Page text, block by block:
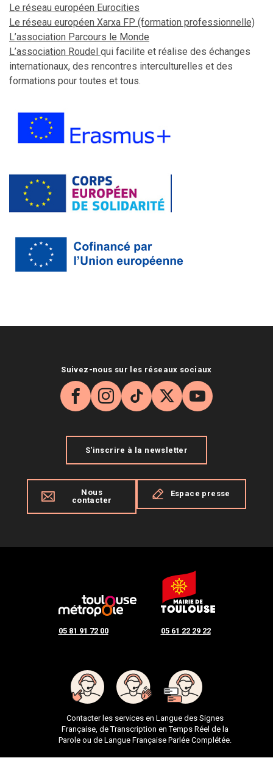
Le réseau européen Eurocities
Le réseau européen Xarxa FP (formation professionnelle)
L’association Parcours le Monde
L’association Roudel qui facilite et réalise des échanges
internationaux, des rencontres interculturelles et des
formations pour toutes et tous.
05 81 91 72 00 05 61 22 29 22
Contacter les services en Langue des Signes
Française, de Transcription en Temps Réel de la
Parole ou de Langue Française Parlée Complétée.
Suivez-nous sur les réseaux sociaux
Facebook
Instagram
TikTok
X YouTube
S'inscrire à la newsletter
Nous
contacter
Espace presse